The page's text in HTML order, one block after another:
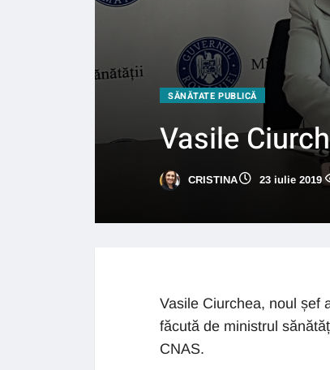
SĂNĂTATE PUBLICĂ
Vasile
CRISTINA 23 iulie 2019
Vasile Ciurchea, noul șef
făcută de ministrul
CNAS.